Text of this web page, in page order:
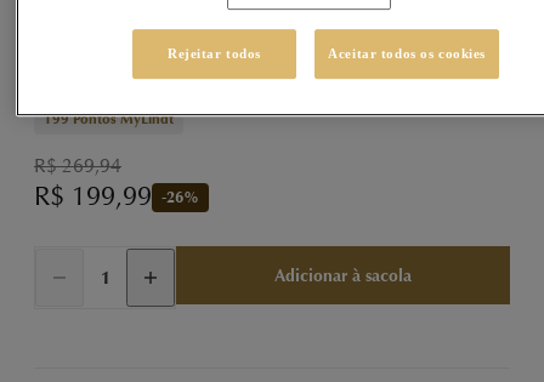
Sku77770116
LINDOR Trufa Branco 600g
199Pontos MyLindt
R$ 269,94
R$ 199,99 -26%
Adicionar à sacola
Rejeitar todos Aceitar todos os cookies